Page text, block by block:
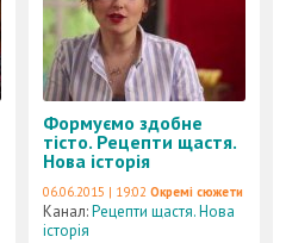
Формуємо здобне
тісто. Рецепти щастя.
Нова історія
06.06.2015 | 19:02 Окремі сюжети
Канал:Рецепти щастя. Нова
історія